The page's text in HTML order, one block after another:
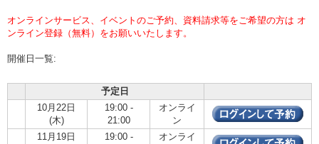
オンラインサービス、イベントのご予約、資料請求等をご希望の方は オ
ンライン登録（無料）をお願いいたします。
開催日一覧:
予定日
10月22日
(木)
19:00 -
21:00
オンライ
ン
11月19日
19:00 - オンライ